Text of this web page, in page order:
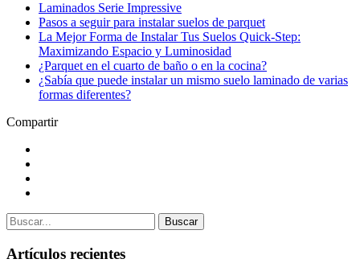
Laminados Serie Impressive
Pasos a seguir para instalar suelos de parquet
La Mejor Forma de Instalar Tus Suelos Quick-Step:
Maximizando Espacio y Luminosidad
¿Parquet en el cuarto de baño o en la cocina?
¿Sabía que puede instalar un mismo suelo laminado de varias
formas diferentes?
Compartir
Buscar
Artículos recientes